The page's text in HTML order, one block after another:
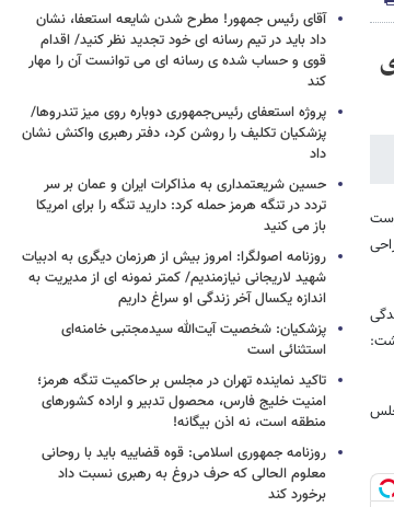
آقای رئیس جمهور! مطرح شدن شایعه استعفا، نشان
داد باید در تیم رسانه ای خود تجدید نظر کنید/ اقدام
قوی و حساب شده ی رسانه ای می توانست آن را مهار
کند
پروژه استعفای رئیس‌جمهوری دوباره روی میز تندروها/
پزشکیان تکلیف را روشن کرد، دفتر رهبری واکنش نشان
داد
حسین شریعتمداری به مذاکرات ایران و عمان بر سر
تردد در تنگه هرمز حمله کرد: دارید تنگه را برای امریکا
باز می کنید
روزنامه اصولگرا: امروز بیش از هرزمان دیگری به ادبیات
شهید لاریجانی نیازمندیم/ کمتر نمونه ای از مدیریت به
اندازه یکسال آخر زندگی او سراغ داریم
پزشکیان: شخصیت آیت‌الله سیدمجتبی خامنه‌ای
استثنائی است
تاکید نماینده تهران در مجلس بر حاکمیت تنگه هرمز؛
امنیت خلیج فارس، محصول تدبیر و اراده کشورهای
منطقه است، نه اذن بیگانه!
روزنامه جمهوری اسلامی: قوه قضاییه باید با روحانی
معلوم الحالی که حرف دروغ به رهبری نسبت داد
برخورد کند